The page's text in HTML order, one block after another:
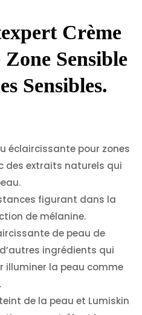
Crème
Sensible
Sensibles.
éclaircissante pour zones
des extraits naturels qui
figurant dans la
de mélanine.
de peau de
ingrédients qui
illuminer la peau comme
de la peau et Lumiskin